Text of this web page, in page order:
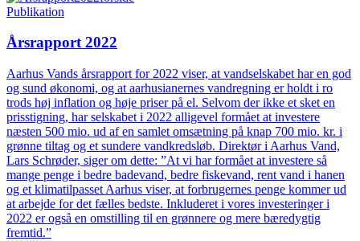
Publikation
Årsrapport 2022
Aarhus Vands årsrapport for 2022 viser, at vandselskabet har en god
og sund økonomi, og at aarhusianernes vandregning er holdt i ro
trods høj inflation og høje priser på el. Selvom der ikke et sket en
prisstigning, har selskabet i 2022 alligevel formået at investere
næsten 500 mio. ud af en samlet omsætning på knap 700 mio. kr. i
grønne tiltag og et sundere vandkredsløb. Direktør i Aarhus Vand,
Lars Schrøder, siger om dette: ”At vi har formået at investere så
mange penge i bedre badevand, bedre fiskevand, rent vand i hanen
og et klimatilpasset Aarhus viser, at forbrugernes penge kommer ud
at arbejde for det fælles bedste. Inkluderet i vores investeringer i
2022 er også en omstilling til en grønnere og mere bæredygtig
fremtid.”